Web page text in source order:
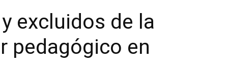
excluidos de la
pedagógico en